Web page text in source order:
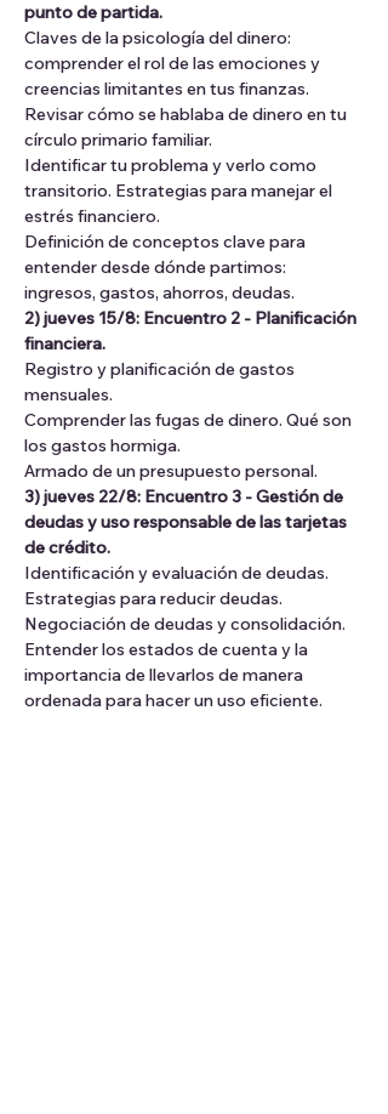
punto de partida.
Claves de la psicología del dinero:
comprender el rol de las emociones y
creencias limitantes en tus finanzas.
Revisar cómo se hablaba de dinero en tu
círculo primario familiar.
Identificar tu problema y verlo como
transitorio. Estrategias para manejar el
estrés financiero.
Definición de conceptos clave para
entender desde dónde partimos:
ingresos, gastos, ahorros, deudas.
2) jueves 15/8: Encuentro 2 - Planificación
financiera.
Registro y planificación de gastos
mensuales.
Comprender las fugas de dinero. Qué son
los gastos hormiga.
Armado de un presupuesto personal.
3) jueves 22/8: Encuentro 3 - Gestión de
deudas y uso responsable de las tarjetas
de crédito.
Identificación y evaluación de deudas.
Estrategias para reducir deudas.
Negociación de deudas y consolidación.
Entender los estados de cuenta y la
importancia de llevarlos de manera
ordenada para hacer un uso eficiente.